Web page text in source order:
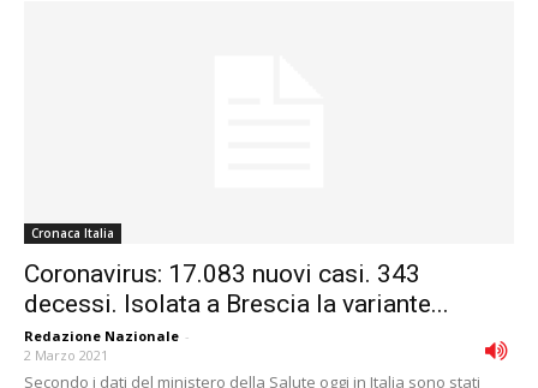
Cronaca Italia
Coronavirus: 17.083 nuovi casi. 343
decessi. Isolata a Brescia la variante...
Redazione Nazionale -
2 Marzo 2021
Secondo i dati del ministero della Salute oggi in Italia sono stati